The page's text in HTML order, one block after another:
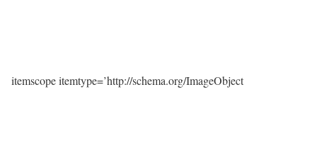
itemscope itemtype=’http://schema.org/ImageObject